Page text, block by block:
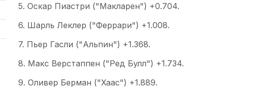
5. Оскар Пиастри ("Макларен") +0.704.
6. Шарль Леклер ("Феррари") +1.008.
7. Пьер Гасли ("Альпин") +1.368.
8. Макс Верстаппен ("Ред Булл") +1.734.
9. Оливер Берман ("Хаас") +1.889.